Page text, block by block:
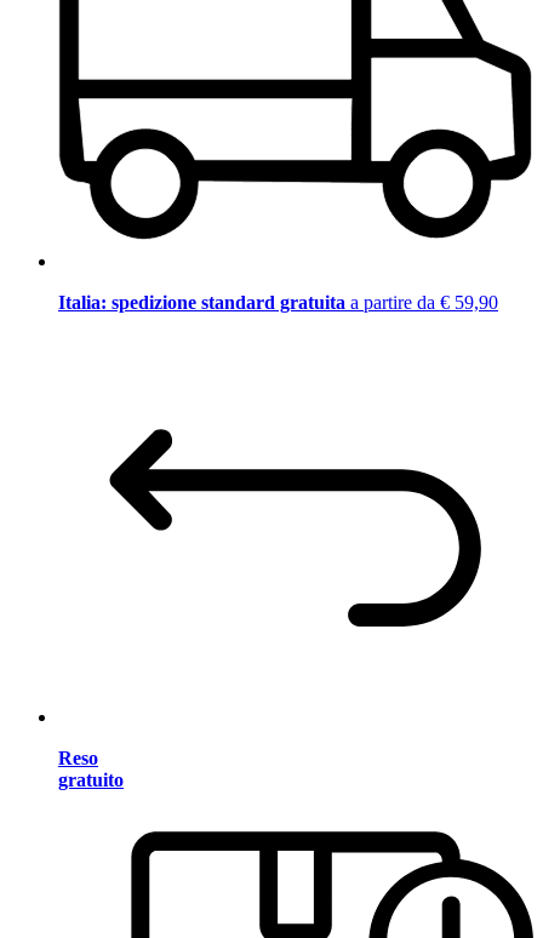
Italia: spedizione standard gratuita a partire da € 59,90
Reso
gratuito